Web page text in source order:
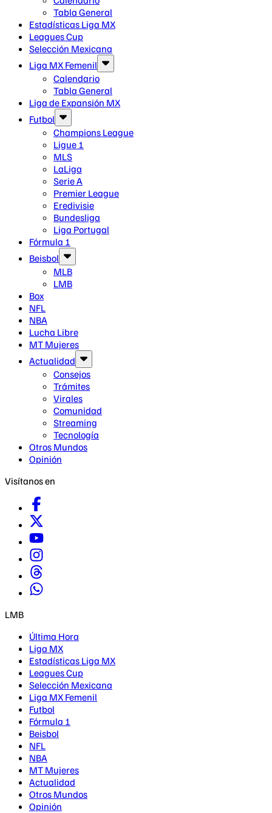
Tabla General
Estadísticas Liga MX
Leagues Cup
Selección Mexicana
Liga MX Femenil
Calendario
Tabla General
Liga de Expansión MX
Futbol
Champions League
Ligue 1
MLS
LaLiga
Serie A
Premier League
Eredivisie
Bundesliga
Liga Portugal
Fórmula 1
Beisbol
MLB
LMB
Box
NFL
NBA
Lucha Libre
MT Mujeres
Actualidad
Consejos
Trámites
Virales
Comunidad
Streaming
Tecnología
Otros Mundos
Opinión
Visítanos en
LMB
Última Hora
Liga MX
Estadísticas Liga MX
Leagues Cup
Selección Mexicana
Liga MX Femenil
Futbol
Fórmula 1
Beisbol
NFL
NBA
MT Mujeres
Actualidad
Otros Mundos
Opinión